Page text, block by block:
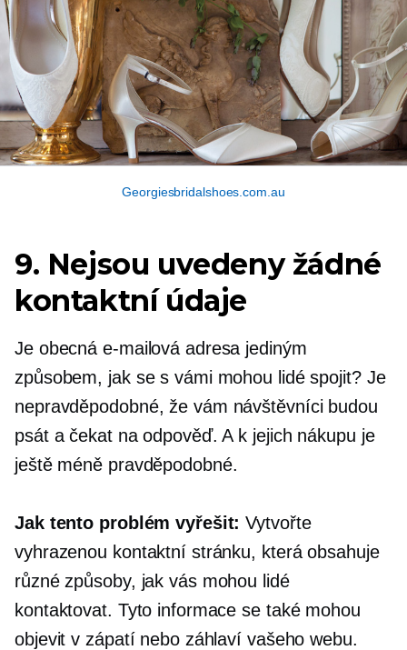
Georgiesbridalshoes.com.au
9. Nejsou uvedeny žádné
kontaktní údaje
Je obecná e-mailová adresa jediným
způsobem, jak se s vámi mohou lidé spojit? Je
nepravděpodobné, že vám návštěvníci budou
psát a čekat na odpověď. A k jejich nákupu je
ještě méně pravděpodobné.
Jak tento problém vyřešit: Vytvořte
vyhrazenou kontaktní stránku, která obsahuje
různé způsoby, jak vás mohou lidé
kontaktovat. Tyto informace se také mohou
objevit v zápatí nebo záhlaví vašeho webu.